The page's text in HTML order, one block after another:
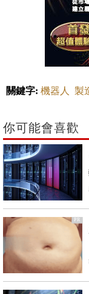
關鍵字: 機器人 製
你可能會喜歡
PR